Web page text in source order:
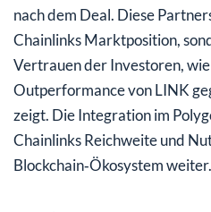
nach dem Deal. Diese
Chainlinks Marktposition,
Vertrauen der Investoren,
Outperformance von LINK
zeigt. Die Integration im
Chainlinks Reichweite und
Blockchain‑Ökosystem weiter.